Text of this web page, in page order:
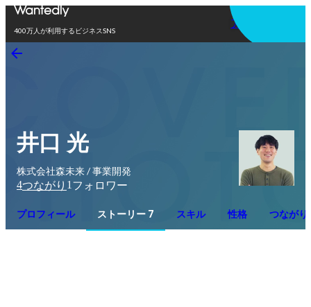
400万人が利用するビジネスSNS
アプリを使う
井口 光
株式会社森未来 / 事業開発
4つながり 1 フォロワー
プロフィール ストーリー 7 スキル 性格 つながり